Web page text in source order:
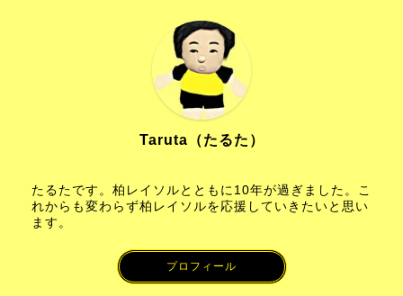
Taruta（たるた）
たるたです。柏レイソルとともに10年が過ぎました。こ
れからも変わらず柏レイソルを応援していきたいと思い
ます。
プロフィール